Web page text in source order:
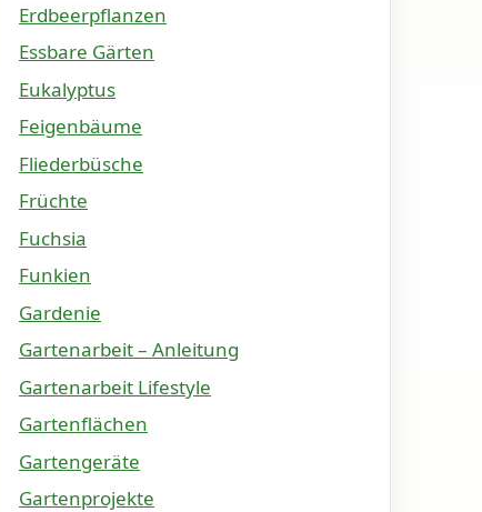
Erdbeerpflanzen
Essbare Gärten
Eukalyptus
Feigenbäume
Fliederbüsche
Früchte
Fuchsia
Funkien
Gardenie
Gartenarbeit – Anleitung
Gartenarbeit Lifestyle
Gartenflächen
Gartengeräte
Gartenprojekte